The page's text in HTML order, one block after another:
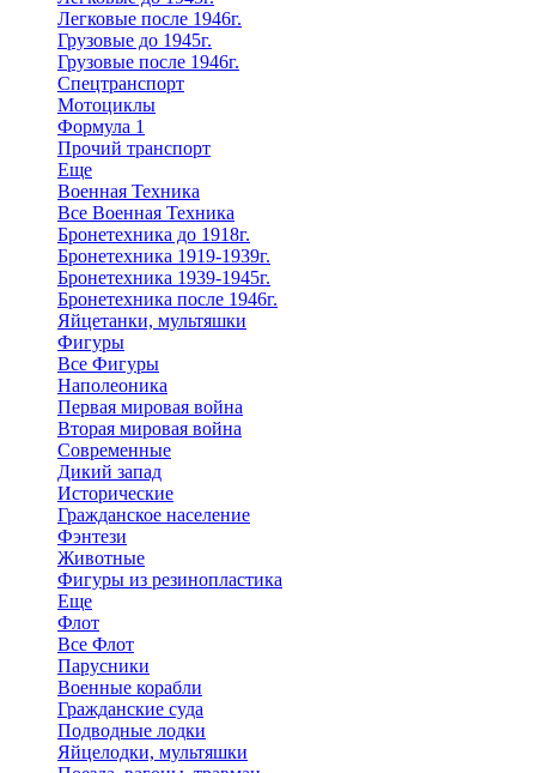
Легковые после 1946г.
Грузовые до 1945г.
Грузовые после 1946г.
Спецтранспорт
Мотоциклы
Формула 1
Прочий транспорт
Еще
Военная Техника
Все Военная Техника
Бронетехника до 1918г.
Бронетехника 1919-1939г.
Бронетехника 1939-1945г.
Бронетехника после 1946г.
Яйцетанки, мультяшки
Фигуры
Все Фигуры
Наполеоника
Первая мировая война
Вторая мировая война
Современные
Дикий запад
Исторические
Гражданское население
Фэнтези
Животные
Фигуры из резинопластика
Еще
Флот
Все Флот
Парусники
Военные корабли
Гражданские суда
Подводные лодки
Яйцелодки, мультяшки